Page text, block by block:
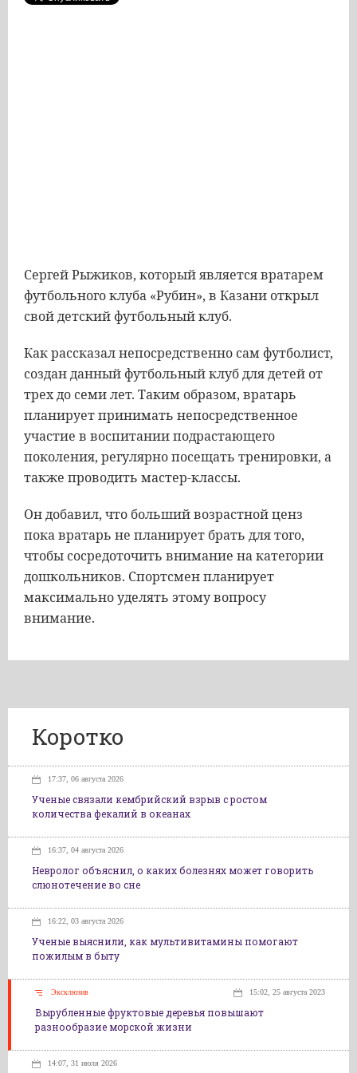
Сергей Рыжиков, который является вратарем
футбольного клуба «Рубин», в Казани открыл
свой детский футбольный клуб.
Как рассказал непосредственно сам футболист,
создан данный футбольный клуб для детей от
трех до семи лет. Таким образом, вратарь
планирует принимать непосредственное
участие в воспитании подрастающего
поколения, регулярно посещать тренировки, а
также проводить мастер-классы.
Он добавил, что больший возрастной ценз
пока вратарь не планирует брать для того,
чтобы сосредоточить внимание на категории
дошкольников. Спортсмен планирует
максимально уделять этому вопросу
внимание.
Коротко
17:37, 06 августа 2026
Ученые связали кембрийский взрыв с ростом
количества фекалий в океанах
16:37, 04 августа 2026
Невролог объяснил, о каких болезнях может говорить
слюнотечение во сне
16:22, 03 августа 2026
Ученые выяснили, как мультивитамины помогают
пожилым в быту
Эксклюзив 15:02, 25 августа 2023
Вырубленные фруктовые деревья повышают
разнообразие морской жизни
14:07, 31 июля 2026